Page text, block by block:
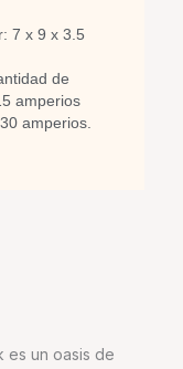
7 x 9 x 3.5
de
amperios
amperios.
es un oasis de